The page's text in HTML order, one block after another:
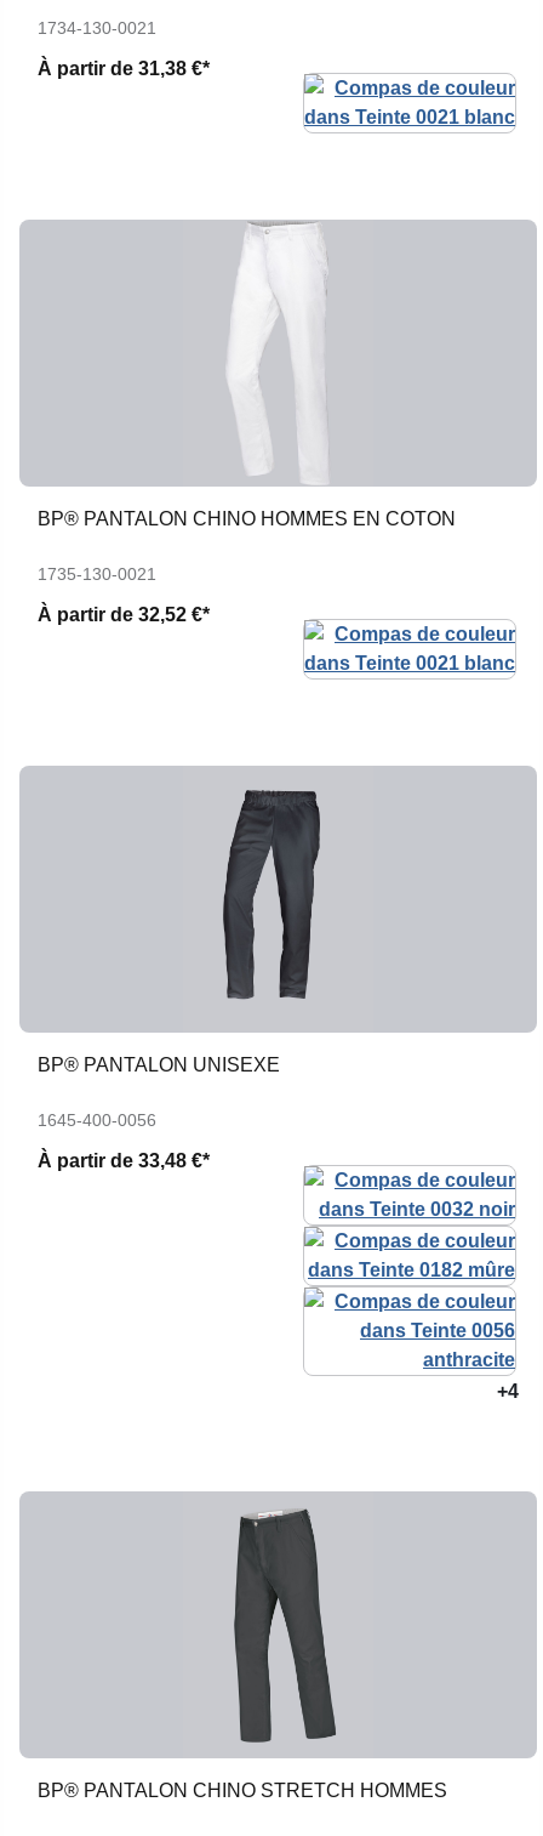
1734-130-0021
À partir de 31,38 €*
BP® PANTALON CHINO HOMMES EN COTON
1735-130-0021
À partir de 32,52 €*
BP® PANTALON UNISEXE
1645-400-0056
À partir de 33,48 €*
+4
BP® PANTALON CHINO STRETCH HOMMES